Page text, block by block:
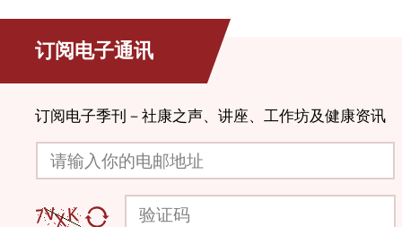
订阅电子通讯
订阅电子季刊－社康之声、讲座、工作坊及健康资讯
请输入你的电邮地址
验证码